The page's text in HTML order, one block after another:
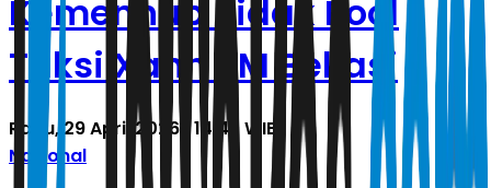
Kemenhub Sidak Pool
Taksi Xanh SM Bekasi
Rabu, 29 April 2026 | 14.42 WIB
Nasional